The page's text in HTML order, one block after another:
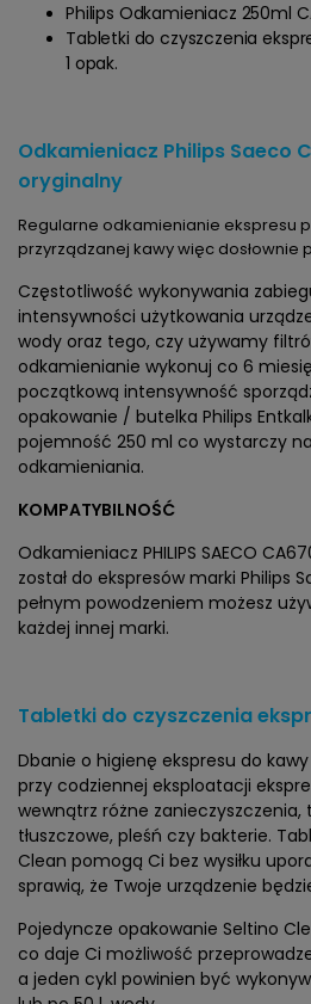
Philips Odkamieniacz 250ml
Tabletki do czyszczenia
1 opak.
Odkamieniacz Philips Saeco
oryginalny
Regularne odkamienianie ekspresu
przyrządzanej kawy więc dosłownie
Częstotliwość wykonywania
intensywności użytkowania
wody oraz tego, czy używamy
odkamienianie wykonuj co 6
początkową intensywność
opakowanie / butelka Philips
pojemność 250 ml co wystarczy
odkamieniania.
KOMPATYBILNOŚĆ
Odkamieniacz PHILIPS SAECO
został do ekspresów marki Philips
pełnym powodzeniem możesz
każdej innej marki.
Tabletki do czyszczenia
Dbanie o higienę ekspresu do
przy codziennej eksploatacji
wewnątrz różne zanieczyszczenia,
tłuszczowe, pleśń czy bakterie.
Clean pomogą Ci bez wysiłku
sprawią, że Twoje urządzenie
Pojedyncze opakowanie Seltino
co daje Ci możliwość
a jeden cykl powinien być